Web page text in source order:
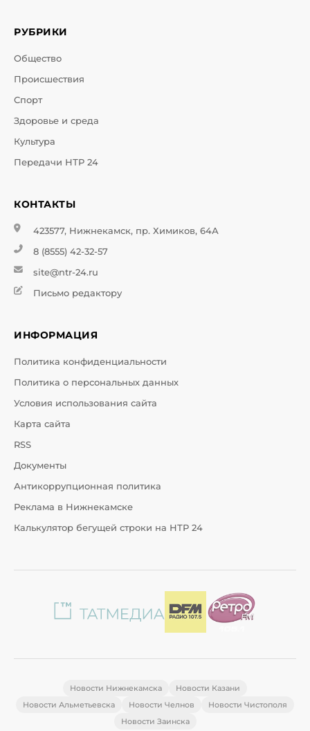
РУБРИКИ
Общество
Происшествия
Спорт
Здоровье и среда
Культура
Передачи НТР 24
КОНТАКТЫ
423577, Нижнекамск, пр. Химиков, 64А
8 (8555) 42-32-57
site@ntr-24.ru
Письмо редактору
ИНФОРМАЦИЯ
Политика конфиденциальности
Политика о персональных данных
Условия использования сайта
Карта сайта
RSS
Документы
Антикоррупционная политика
Реклама в Нижнекамске
Калькулятор бегущей строки на НТР 24
Новости Нижнекамска
Новости Казани
Новости Альметьевска
Новости Челнов
Новости Чистополя
Новости Заинска